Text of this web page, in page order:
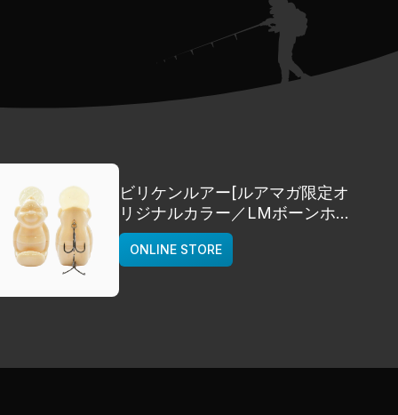
ビリケンルアー[ルアマガ限定オ
リジナルカラー／LMボーンホワ
イト]
deps
ONLINE STORE